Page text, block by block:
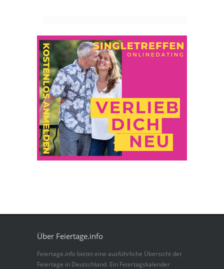
Über Feiertage.info
Feiertage.info bietet eine ausführliche Übersicht der
Feiertage in Deutschland. Ein Feiertagskalender